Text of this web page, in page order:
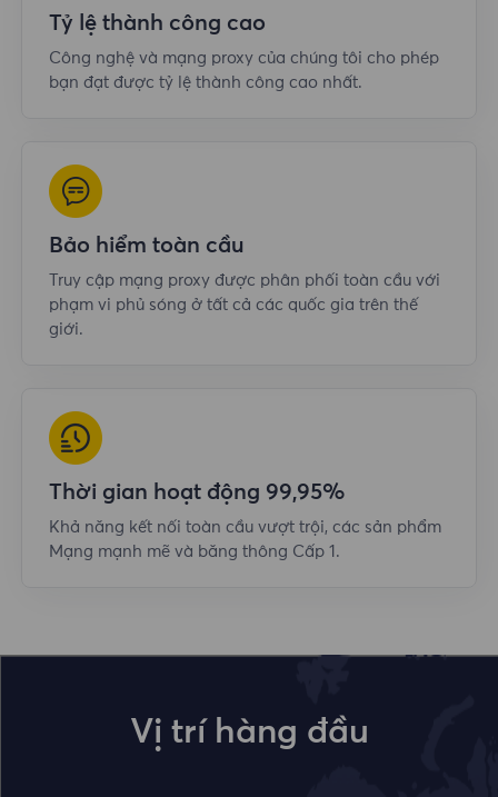
Tỷ lệ thành công cao
Công nghệ và mạng proxy của chúng tôi cho phép
bạn đạt được tỷ lệ thành công cao nhất.
Bảo hiểm toàn cầu
Truy cập mạng proxy được phân phối toàn cầu với
phạm vi phủ sóng ở tất cả các quốc gia trên thế
giới.
Thời gian hoạt động 99,95%
Khả năng kết nối toàn cầu vượt trội, các sản phẩm
Mạng mạnh mẽ và băng thông Cấp 1.
Vị trí hàng đầu